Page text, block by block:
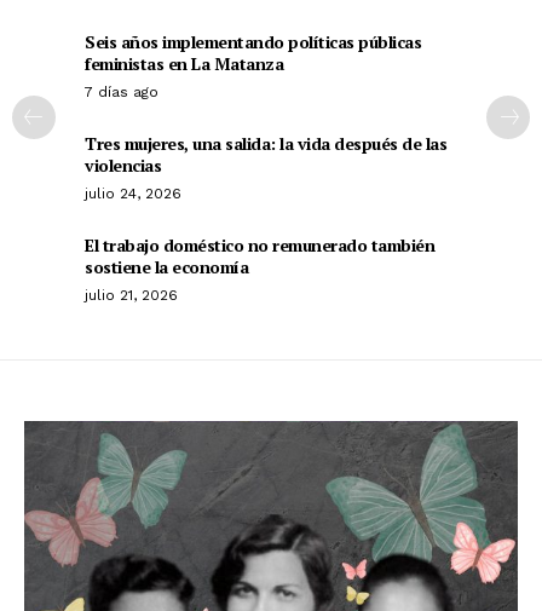
Seis años implementando políticas públicas
feministas en La Matanza
7 días ago
Tres mujeres, una salida: la vida después de las
violencias
julio 24, 2026
El trabajo doméstico no remunerado también
sostiene la economía
julio 21, 2026